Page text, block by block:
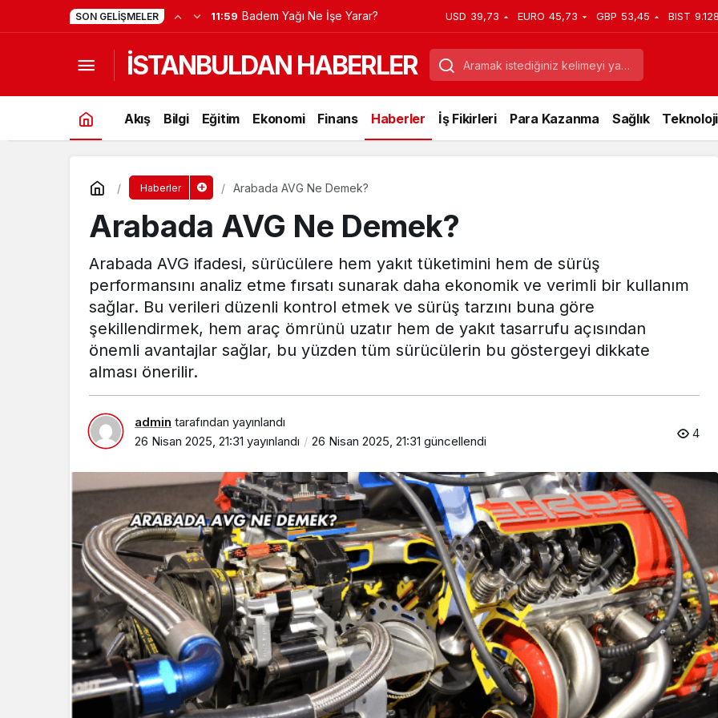
SON GELIŞMELER 11:59 Badem Yağı Ne İşe Yarar? USD 39,73 EURO 45,73 GBP 53,45 BIST
İSTANBULDAN HABERLER
Akış Bilgi Eğitim Ekonomi Finans Haberler İş Fikirleri Para Kazanma Sağlık Teknoloji
Haberler Arabada AVG Ne Demek?
Arabada AVG Ne Demek?
Arabada AVG ifadesi, sürücülere hem yakıt tüketimini hem de sürüş
performansını analiz etme fırsatı sunarak daha ekonomik ve verimli bir kullanım
sağlar. Bu verileri düzenli kontrol etmek ve sürüş tarzını buna göre
şekillendirmek, hem araç ömrünü uzatır hem de yakıt tasarrufu açısından
önemli avantajlar sağlar, bu yüzden tüm sürücülerin bu göstergeyi dikkate
alması önerilir.
admin tarafından yayınlandı
26 Nisan 2025, 21:31 yayınlandı 26 Nisan 2025, 21:31 güncellendi 4